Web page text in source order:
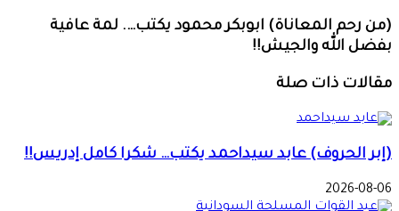
(من رحم المعاناة) ابوبكر محمود يكتب…. لمة عافية
بفضل الله والجيش!!
مقالات ذات صلة
(إبر الحروف) عابد سيداحمد يكتب… شكرا كامل إدريس!!
2026-08-06